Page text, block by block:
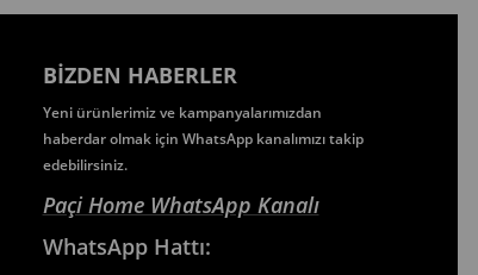
BIZDEN HABERLER
Yeni ürünlerimiz ve kampanyalarımızdan
haberdar olmak için WhatsApp kanalımızı takip
edebilirsiniz.
Paçi Home WhatsApp Kanalı
WhatsAppHattı: